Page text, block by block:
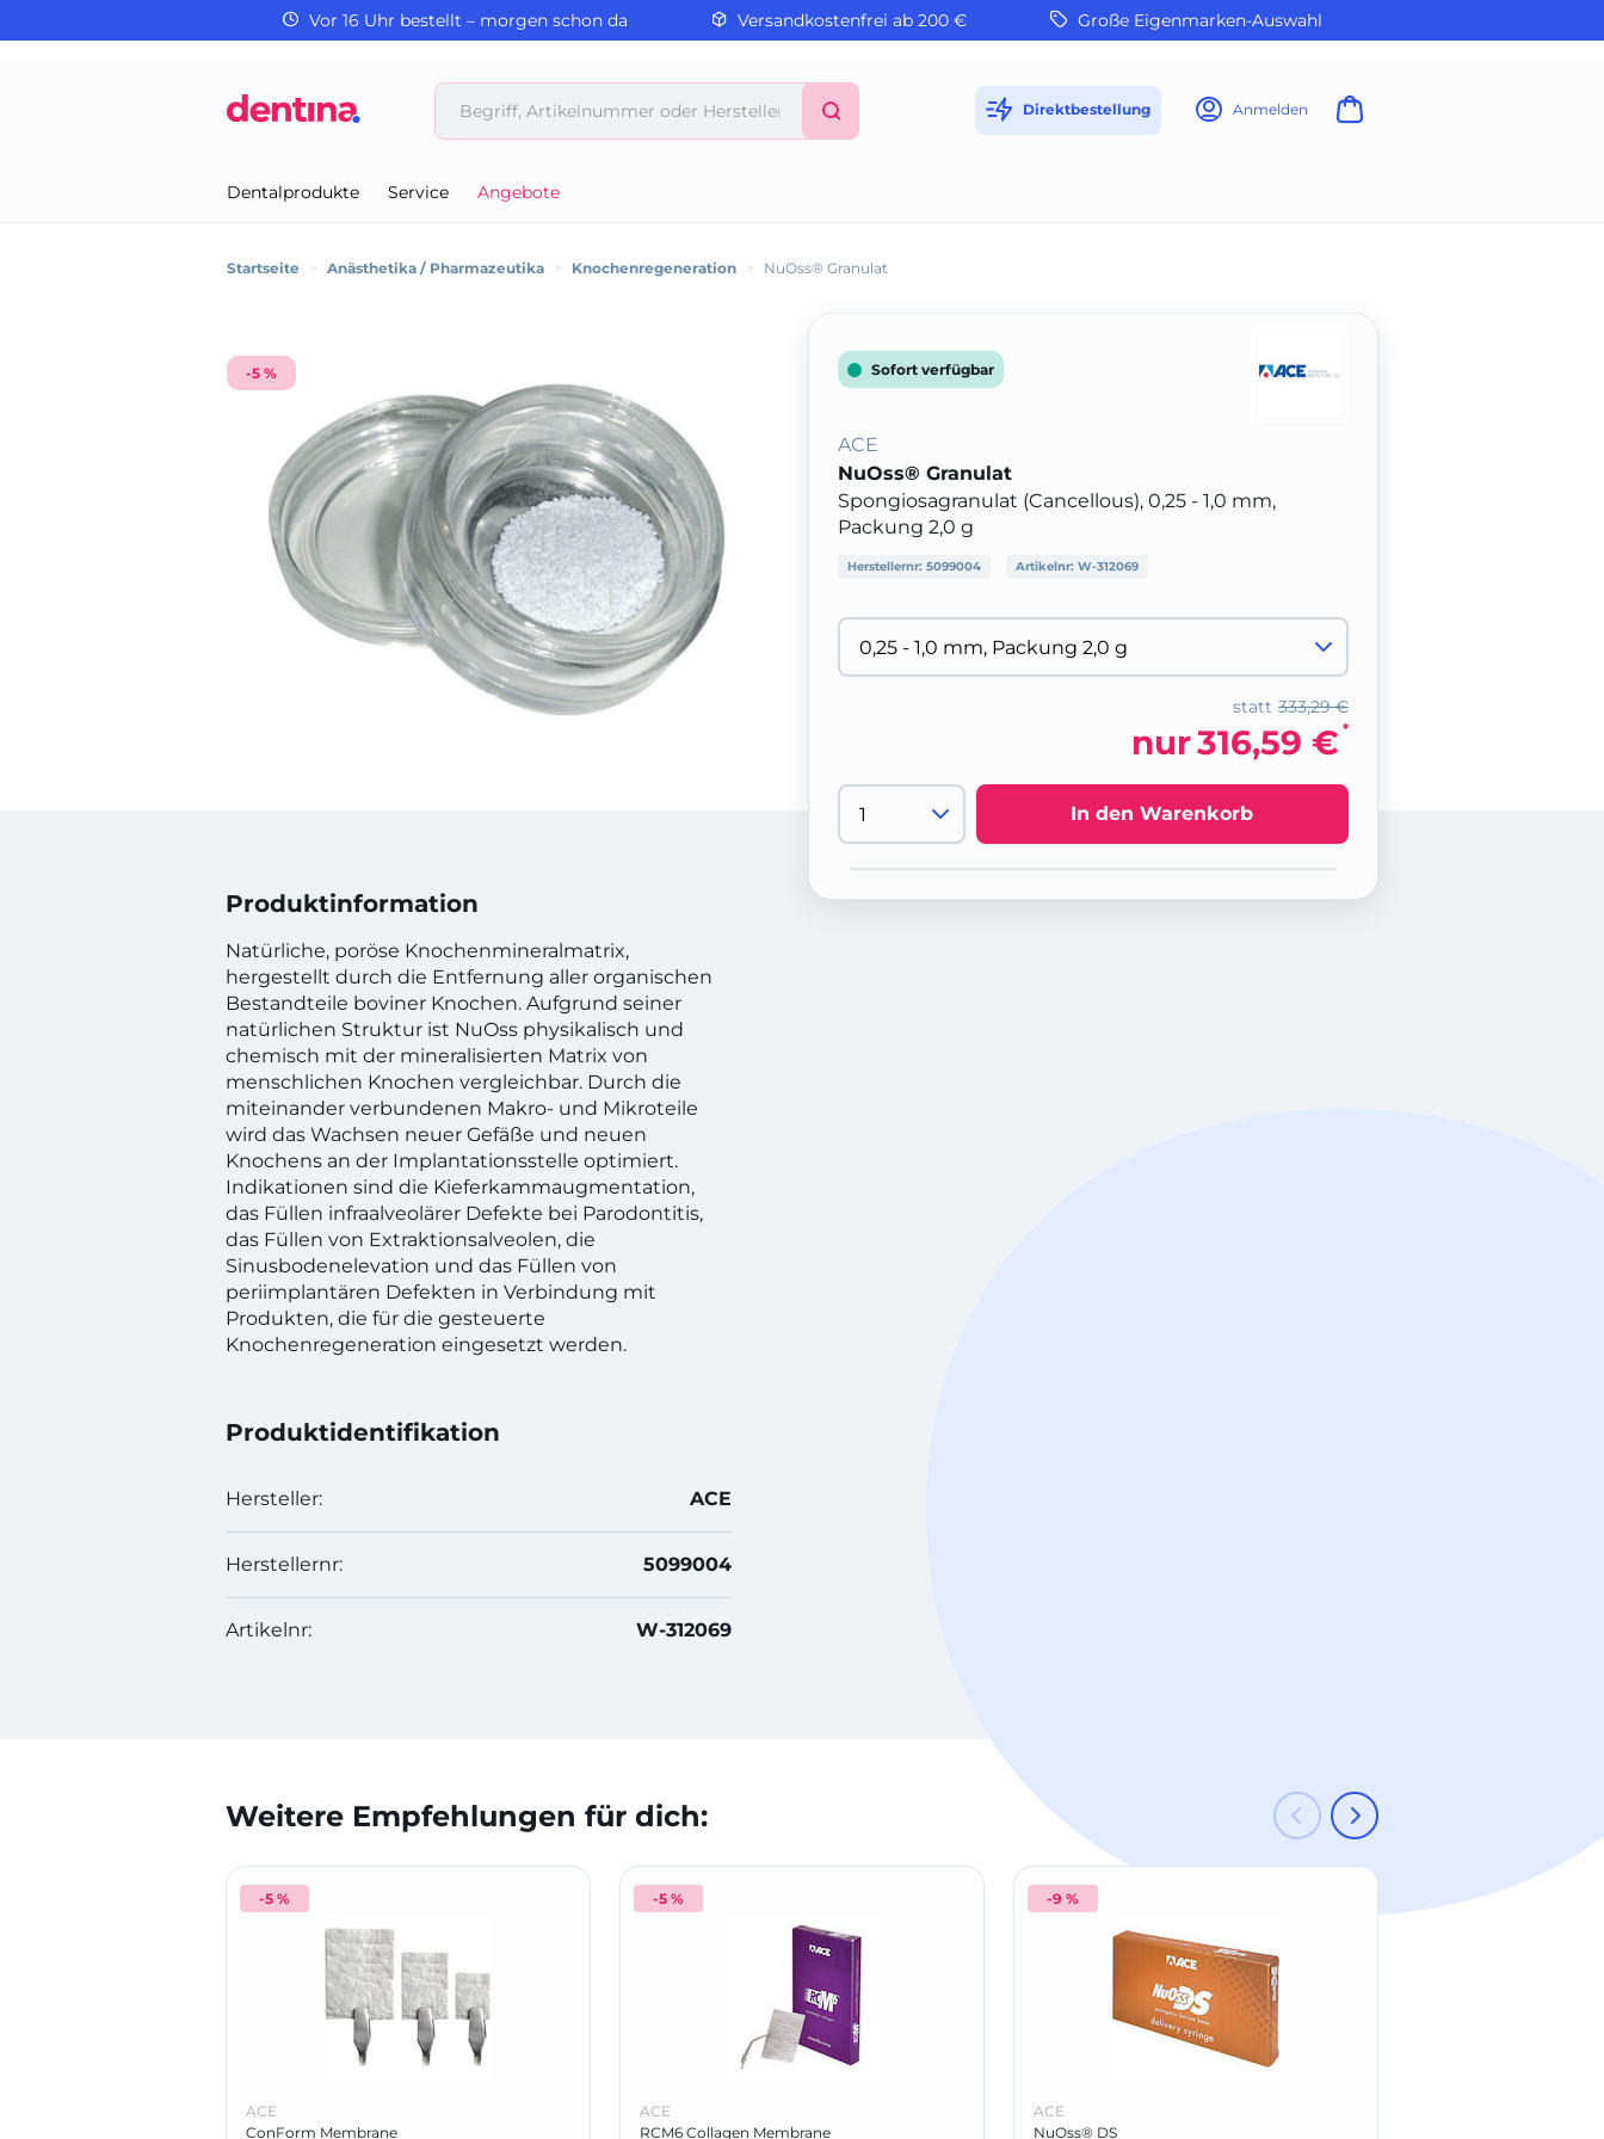
Vor 16 Uhr bestellt – morgen schon da Versandkostenfrei ab 200 € Große Eigenmarken-Auswahl
Direktbestellung Anmelden
Dentalprodukte Service Angebote
Startseite > Anästhetika / Pharmazeutika > Knochenregeneration > NuOss® Granulat
-5 %
Produktinformation
Natürliche, poröse Knochenmineralmatrix,
hergestellt durch die Entfernung aller organischen
Bestandteile boviner Knochen. Aufgrund seiner
natürlichen Struktur ist NuOss physikalisch und
chemisch mit der mineralisierten Matrix von
menschlichen Knochen vergleichbar. Durch die
miteinander verbundenen Makro- und Mikroteile
wird das Wachsen neuer Gefäße und neuen
Knochens an der Implantationsstelle optimiert.
Indikationen sind die Kieferkammaugmentation,
das Füllen infraalveolärer Defekte bei Parodontitis,
das Füllen von Extraktionsalveolen, die
Sinusbodenelevation und das Füllen von
periimplantären Defekten in Verbindung mit
Produkten, die für die gesteuerte
Knochenregeneration eingesetzt werden.
Produktidentifikation
Hersteller: ACE
Herstellernr: 5099004
Artikelnr: W-312069
Sofort verfügbar
ACE
NuOss® Granulat
Spongiosagranulat (Cancellous), 0,25 - 1,0 mm,
Packung 2,0 g
Herstellernr: 5099004 Artikelnr: W-312069
333,29 €
statt
nur316,59 € *
In den Warenkorb
Weitere Empfehlungen für dich:
-5 %
ACE
ConForm Membrane
-5 %
ACE
RCM6 Collagen Membrane
-9 %
ACE
NuOss® DS
-8 %